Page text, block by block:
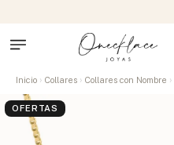
Inicio Collares Collares con Nombre
OFERTAS